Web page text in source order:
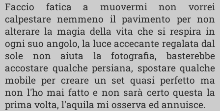
Faccio fatica a muovermi non vorrei
calpestare nemmeno il pavimento per non
alterare la magia della vita che si respira in
ogni suo angolo, la luce accecante regalata dal
sole non aiuta la fotografia, basterebbe
accostare qualche persiana, spostare qualche
mobile per creare un set quasi perfetto ma
non l'ho mai fatto e non sarà certo questa la
prima volta, l'aquila mi osserva ed annuisce.